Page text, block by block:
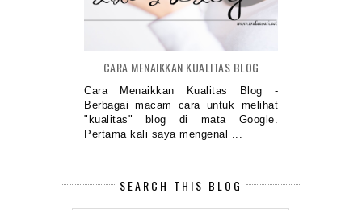
CARA MENAIKKAN KUALITAS BLOG
Cara Menaikkan Kualitas Blog -
Berbagai macam cara untuk melihat
"kualitas" blog di mata Google.
Pertama kali saya mengenal ...
SEARCH THIS BLOG